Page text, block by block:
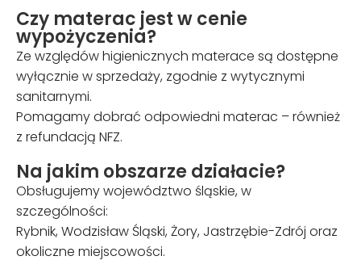
Czy materac jest w cenie
wypożyczenia?
Ze względów higienicznych materace są dostępne
wyłącznie w sprzedaży, zgodnie z wytycznymi
sanitarnymi.
Pomagamy dobrać odpowiedni materac – również
z refundacją NFZ.
Na jakim obszarze działacie?
Obsługujemy województwo śląskie, w
szczególności:
Rybnik, Wodzisław Śląski, Żory, Jastrzębie-Zdrój oraz
okoliczne miejscowości.